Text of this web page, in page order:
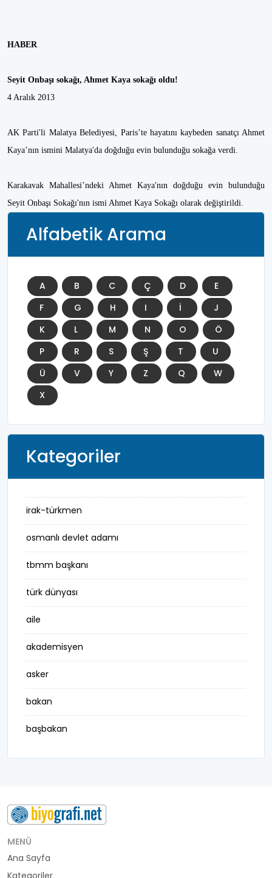
HABER
Seyit Onbaşı sokağı, Ahmet Kaya sokağı oldu!
4 Aralık 2013
AK Parti'li Malatya Belediyesi, Paris’te hayatını kaybeden sanatçı Ahmet
Kaya’nın ismini Malatya'da doğduğu evin bulunduğu sokağa verdi.
Karakavak Mahallesi’ndeki Ahmet Kaya'nın doğduğu evin bulunduğu
Seyit Onbaşı Sokağı'nın ismi Ahmet Kaya Sokağı olarak değiştirildi.
Alfabetik Arama
A B C Ç D
E
F
G H I İ
J
K
L M N O
Ö
P
R S Ş T
U
Ü
V Y Z Q
W
X
Kategoriler
irak-türkmen
osmanlı devlet adamı
tbmm başkanı
türk dünyası
aile
akademisyen
asker
bakan
başbakan
belediye başkanı
buluş
bürokrat
büyükelçi
MENÜ
Ana Sayfa